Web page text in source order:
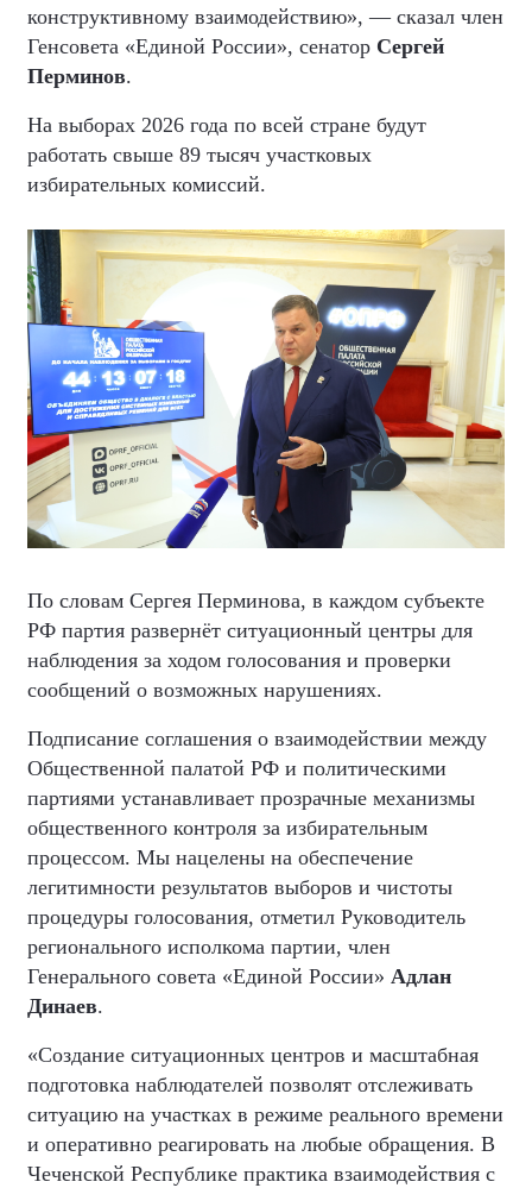
конструктивному взаимодействию», — сказал член
Генсовета «Единой России», сенатор Сергей
Перминов.
На выборах 2026 года по всей стране будут
работать свыше 89 тысяч участковых
избирательных комиссий.
По словам Сергея Перминова, в каждом субъекте
РФ партия развернёт ситуационный центры для
наблюдения за ходом голосования и проверки
сообщений о возможных нарушениях.
Подписание соглашения о взаимодействии между
Общественной палатой РФ и политическими
партиями устанавливает прозрачные механизмы
общественного контроля за избирательным
процессом. Мы нацелены на обеспечение
легитимности результатов выборов и чистоты
процедуры голосования, отметил Руководитель
регионального исполкома партии, член
Генерального совета «Единой России» Адлан
Динаев.
«Создание ситуационных центров и масштабная
подготовка наблюдателей позволят отслеживать
ситуацию на участках в режиме реального времени
и оперативно реагировать на любые обращения. В
Чеченской Республике практика взаимодействия с